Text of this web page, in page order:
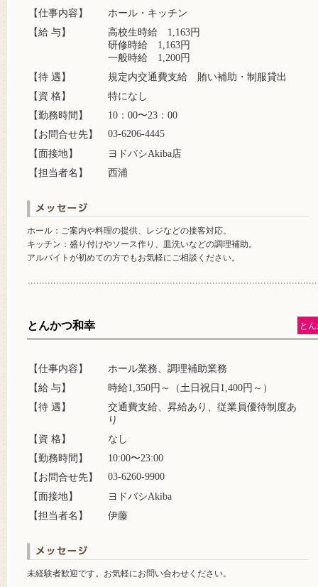
【仕事内容】
ホール・キッチン
【給 与】
高校生時給 1,163円
研修時給 1,163円
一般時給 1,200円
【待 遇】
規定内交通費支給 賄い補助・制服貸出
【資 格】
特になし
【勤務時間】
10：00〜23：00
【お問合せ先】
03-6206-4445
【面接地】
ヨドバシAkiba店
【担当者名】
西浦
ホール：ご案内や料理の提供、レジなどの接客対応。
キッチン：盛り付けやソース作り、皿洗いなどの調理補助。
アルバイトが初めての方でもお気軽にご相談ください。
とんかつ和幸 と
【仕事内容】
ホール業務、調理補助業務
【給 与】
時給1,350円～（土日祝日1,400円～）
【待 遇】
交通費支給、昇給あり、従業員優待制度あ
り
【資 格】
なし
【勤務時間】
10:00〜23:00
【お問合せ先】
03-6260-9900
【面接地】
ヨドバシAkiba
【担当者名】
伊藤
未経験者歓迎です。お気軽にお問い合わせください。